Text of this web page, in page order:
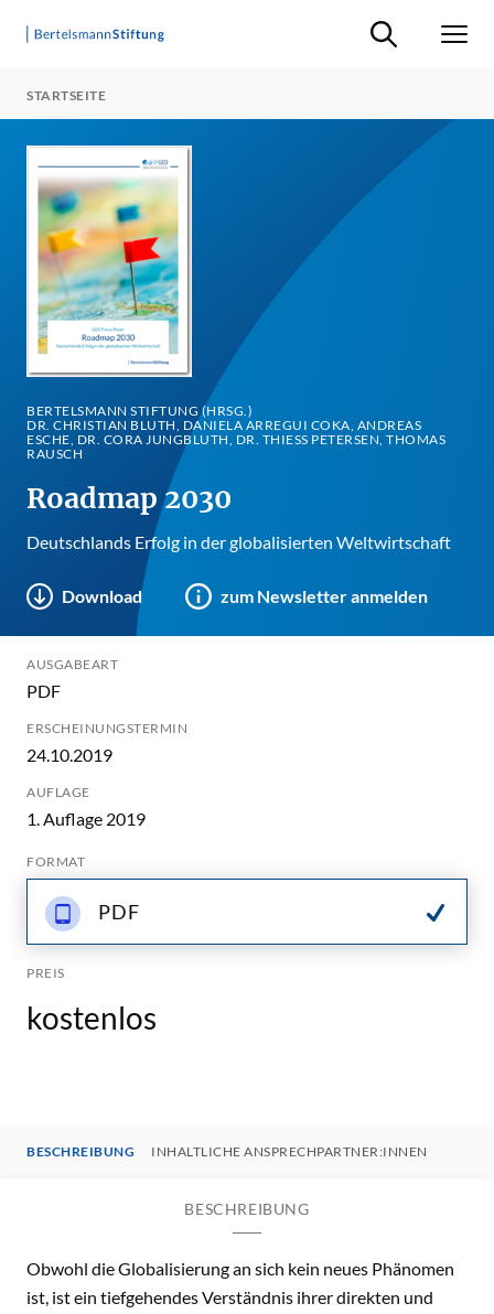
Suche ein-/
STARTSEITE
BERTELSMANN STIFTUNG (HRSG.)
DR. CHRISTIAN BLUTH, DANIELA ARREGUI COKA, ANDREAS
ESCHE, DR. CORA JUNGBLUTH, DR. THIESS PETERSEN, THOMAS R
AUSCH
Roadmap 2030
Deutschlands Erfolg in der globalisierten Weltwirtschaft
Download zum Newsletter anmelden
AUSGABEART
PDF
ERSCHEINUNGSTERMIN
24.10.2019
AUFLAGE
1. Auflage 2019
FORMAT
PDF
PREIS
kostenlos
BESCHREIBUNG INHALTLICHE ANSPRECHPARTNER:INNEN
BESCHREIBUNG
Obwohl die Globalisierung an sich kein neues Phänomen
ist, ist ein tiefgehendes Verständnis ihrer direkten und